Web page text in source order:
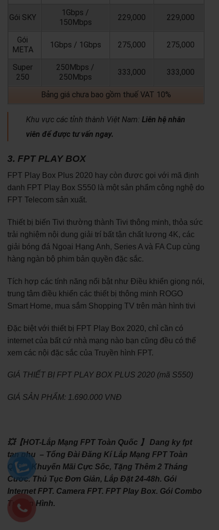
Gói SKY
1Gbps /
150Mbps
229,000 229,000
Gói
META
1Gbps / 1Gbps 275,000 275,000
Super
250
250Mbps /
250Mbps
333,000 333,000
Bảng giá chưa bao gồm thuế VAT 10%
Khu vực các tỉnh thành Việt Nam: Liên hệ nhân
viên để được tư vấn ngay.
3. FPT PLAY BOX
FPT Play Box Plus 2020 hay còn được gọi với mã định
danh FPT Play Box S550 là một sản phẩm công nghệ do
FPT Telecom sản xuất.
Thiết bị biến Tivi thường thành Tivi thông minh, thỏa sức
trải nghiệm nội dung giải trí bất tận chất lượng 4K, các
giải bóng đá Ngoại Hạng Anh, Series A và FA Cup cùng
hàng ngàn bộ phim bản quyền đặc sắc.
Tích hợp các tính năng nổi bật như Điều khiển giọng nói,
trung tâm điều khiển các thiết bị thông minh ROGO
Smart Home, mua sắm Shopping TV trên màn hình tivi
Đặc biệt với thiết bị FPT Play Box 2020, chỉ cần có
internet của bất cứ nhà mạng nào bạn cũng đều có thể
xem các nội đặc sắc của Truyền hình FPT.
GIÁ THIẾT BỊ FPT PLAY BOX PLUS 2020 (mã S550)
GIÁ SẢN PHẨM: 1.690.000 VNĐ
💥【HOT-Lắp Mạng FPT Toàn Quốc 】 Dang ky fpt
tan phu – Tổng Đài Đăng Kí Lắp Mạng FPT Toàn
Quốc, Khuyến Mãi Cực Sốc, Tặng Thêm 2 Tháng
Cước. Thủ Tục Đơn Giản, Lắp Đặt 24-48h. Gói
Internet FPT. Camera FPT. FPT Play Box. Gói Combo
Truyền Hình.